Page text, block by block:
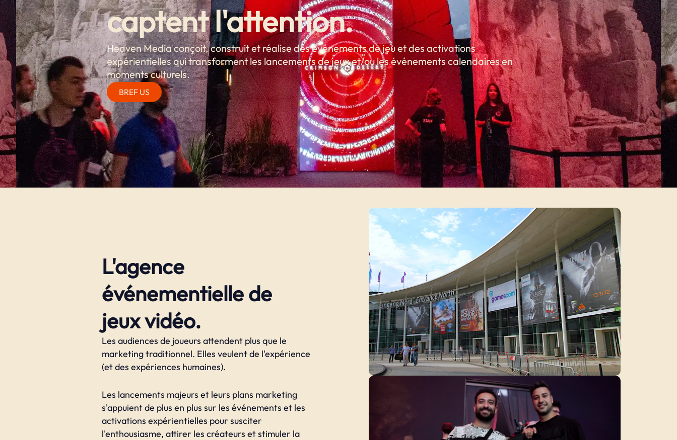
captent l'attention.
Heaven Media conçoit, construit et réalise des événements de jeu et des activations
expérientielles qui transforment les lancements de jeux et/ou les événements calendaires en
moments culturels.
BREF US
L'agence
événementielle de
jeux vidéo.
Les audiences de joueurs attendent plus que le
marketing traditionnel. Elles veulent de l'expérience
(et des expériences humaines).
Les lancements majeurs et leurs plans marketing
s'appuient de plus en plus sur les événements et les
activations expérientielles pour susciter
l'enthousiasme, attirer les créateurs et stimuler la